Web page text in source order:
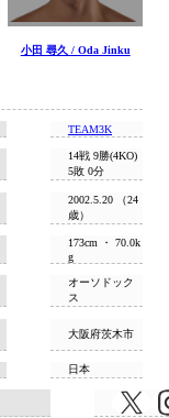
小田 尋久 / Oda Jinku
TEAM3K
14戦 9勝(4KO)
5敗 0分
2002.5.20 （24
歳）
173cm ・ 70.0k
g
オーソドック
ス
大阪府茨木市
日本